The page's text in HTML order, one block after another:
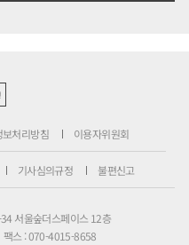
보처리방침 이용자위원회
기사심의규정 불편신고
서울숲더스페이스 12층
팩스 : 070-4015-8658